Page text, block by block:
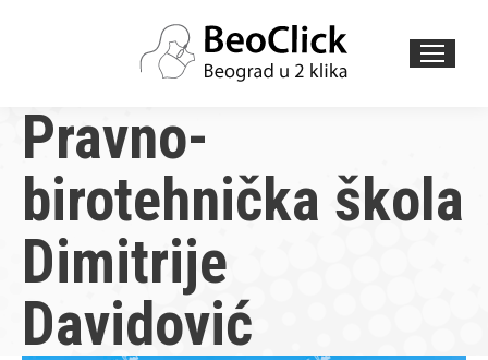
Pravno-
birotehnička škola
Dimitrije
Davidović